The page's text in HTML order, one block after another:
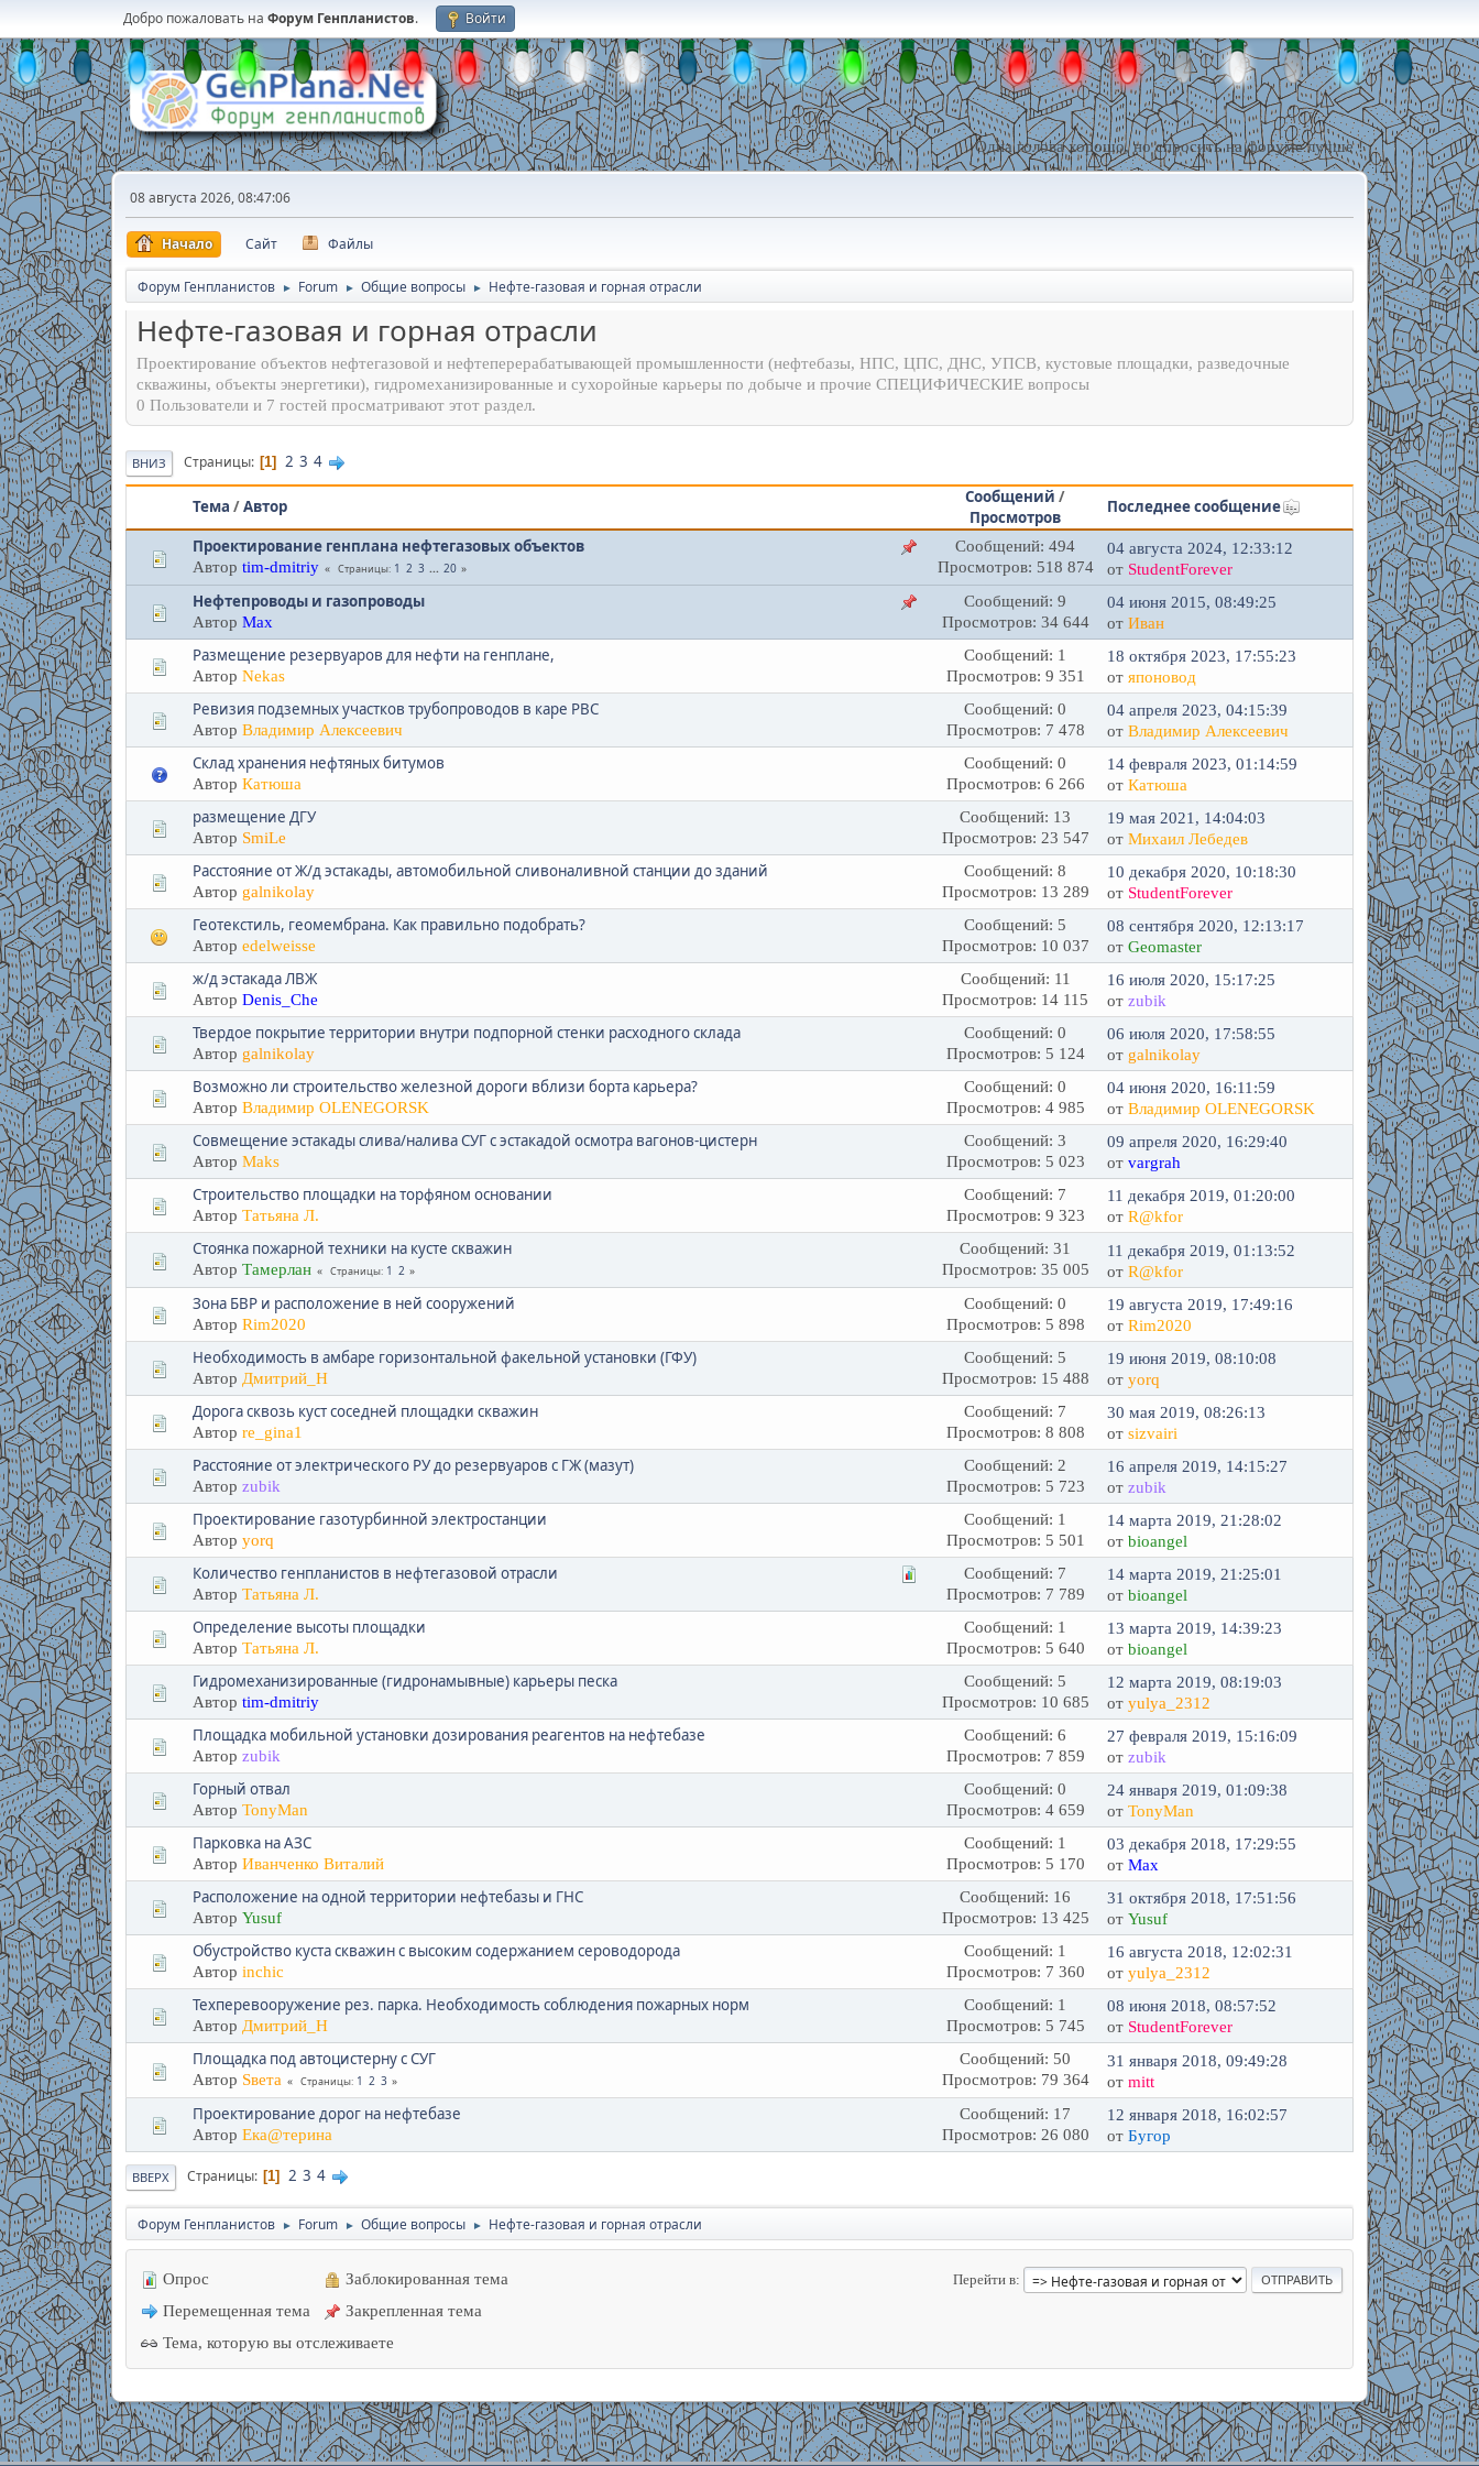
Добро пожаловать на Форум Генпланистов. Войти
Одна голова хорошо, но спросить на форуме лучше !
08 августа 2026, 08:47:06
Начало Сайт Файлы
Форум Генпланистов ► Forum ► Общие вопросы ► Нефте-газовая и горная отрасли
Нефте-газовая и горная отрасли
Проектирование объектов нефтегазовой и нефтеперерабатывающей промышленности (нефтебазы, НПС, ЦПС, ДНС, УПСВ, кустовые площадки, разведочные
скважины, объекты энергетики), гидромеханизированные и сухоройные карьеры по добыче и прочие СПЕЦИФИЧЕСКИЕ вопросы
0 Пользователи и 7 гостей просматривают этот раздел.
ВНИЗ Страницы 1 2 3 4
Тема /Автор
Сообщений /
Просмотров
Последнее сообщение
Проектирование генплана нефтегазовых объектов
Автор tim-dmitriy Страницы 1 2 3 ... 20
Сообщений: 494
Просмотров: 518 874
04 августа 2024, 12:33:12
от StudentForever
Нефтепроводы и газопроводы
Автор Max
Сообщений: 9
Просмотров: 34 644
04 июня 2015, 08:49:25
отИван
Размещение резервуаров для нефти на генплане,
Автор Nekas
Сообщений: 1
Просмотров: 9 351
18 октября 2023, 17:55:23
отяпоновод
Ревизия подземных участков трубопроводов в каре РВС
Автор Владимир Алексеевич
Сообщений: 0
Просмотров: 7 478
04 апреля 2023, 04:15:39
отВладимир Алексеевич
Склад хранения нефтяных битумов
Автор Катюша
Сообщений: 0
Просмотров: 6 266
14 февраля 2023, 01:14:59
отКатюша
размещение ДГУ
Автор SmiLe
Сообщений: 13
Просмотров: 23 547
19 мая 2021, 14:04:03
отМихаил Лебедев
Расстояние от Ж/д эстакады, автомобильной сливоналивной станции до зданий
Автор galnikolay
Сообщений: 8
Просмотров: 13 289
10 декабря 2020, 10:18:30
от StudentForever
Геотекстиль, геомембрана. Как правильно подобрать?
Автор edelweisse
Сообщений: 5
Просмотров: 10 037
08 сентября 2020, 12:13:17
отGeomaster
ж/д эстакада ЛВЖ
Автор Denis_Che
Сообщений: 11
Просмотров: 14 115
16 июля 2020, 15:17:25
отzubik
Твердое покрытие территории внутри подпорной стенки расходного склада
Автор galnikolay
Сообщений: 0
Просмотров: 5 124
06 июля 2020, 17:58:55
от galnikolay
Возможно ли строительство железной дороги вблизи борта карьера?
Автор Владимир OLENEGORSK
Сообщений: 0
Просмотров: 4 985
04 июня 2020, 16:11:59
отВладимир OLENEGORSK
Совмещение эстакады слива/налива СУГ с эстакадой осмотра вагонов-цистерн
Автор Maks
Сообщений: 3
Просмотров: 5 023
09 апреля 2020, 16:29:40
отvargrah
Строительство площадки на торфяном основании
Автор Татьяна Л.
Сообщений: 7
Просмотров: 9 323
11 декабря 2019, 01:20:00
отR@kfor
Стоянка пожарной техники на кусте скважин
Автор Тамерлан Страницы 1 2
Сообщений: 31
Просмотров: 35 005
11 декабря 2019, 01:13:52
отR@kfor
Зона БВР и расположение в ней сооружений
Автор Rim2020
Сообщений: 0
Просмотров: 5 898
19 августа 2019, 17:49:16
отRim2020
Необходимость в амбаре горизонтальной факельной установки (ГФУ)
Автор Дмитрий_Н
Сообщений: 5
Просмотров: 15 488
19 июня 2019, 08:10:08
отyorq
Дорога сквозь куст соседней площадки скважин
Автор re_gina1
Сообщений: 7
Просмотров: 8 808
30 мая 2019, 08:26:13
отsizvairi
Расстояние от электрического РУ до резервуаров с ГЖ (мазут)
Автор zubik
Сообщений: 2
Просмотров: 5 723
16 апреля 2019, 14:15:27
отzubik
Проектирование газотурбинной электростанции
Автор yorq
Сообщений: 1
Просмотров: 5 501
14 марта 2019, 21:28:02
отbioangel
Количество генпланистов в нефтегазовой отрасли
Автор Татьяна Л.
Сообщений: 7
Просмотров: 7 789
14 марта 2019, 21:25:01
отbioangel
Определение высоты площадки
Автор Татьяна Л.
Сообщений: 1
Просмотров: 5 640
13 марта 2019, 14:39:23
отbioangel
Гидромеханизированные (гидронамывные) карьеры песка
Автор tim-dmitriy
Сообщений: 5
Просмотров: 10 685
12 марта 2019, 08:19:03
отyulya_2312
Площадка мобильной установки дозирования реагентов на нефтебазе
Автор zubik
Сообщений: 6
Просмотров: 7 859
27 февраля 2019, 15:16:09
отzubik
Горный отвал
Автор TonyMan
Сообщений: 0
Просмотров: 4 659
24 января 2019, 01:09:38
отTonyMan
Парковка на АЗС
Автор Иванченко Виталий
Сообщений: 1
Просмотров: 5 170
03 декабря 2018, 17:29:55
отMax
Расположение на одной территории нефтебазы и ГНС
Автор Yusuf
Сообщений: 16
Просмотров: 13 425
31 октября 2018, 17:51:56
отYusuf
Обустройство куста скважин с высоким содержанием сероводорода
Автор inchic
Сообщений: 1
Просмотров: 7 360
16 августа 2018, 12:02:31
отyulya_2312
Техперевооружение рез. парка. Необходимость соблюдения пожарных норм
Автор Дмитрий_Н
Сообщений: 1
Просмотров: 5 745
08 июня 2018, 08:57:52
от StudentForever
Площадка под автоцистерну с СУГ
Автор Sвета Страницы 1 2 3
Сообщений: 50
Просмотров: 79 364
31 января 2018, 09:49:28
отmitt
Проектирование дорог на нефтебазе
Автор Ека@терина
Сообщений: 17
Просмотров: 26 080
12 января 2018, 16:02:57
отБугор
ВВЕРХ Страницы 1 2 3 4
Форум Генпланистов ► Forum ► Общие вопросы ► Нефте-газовая и горная отрасли
Перейти в
Опрос
Перемещенная тема
Заблокированная тема
Закрепленная тема
Тема, которую вы отслеживаете